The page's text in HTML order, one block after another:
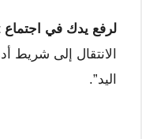
لرفع يدك في اجتماع Google Meet ،
الانتقال إلى شريط
اليد”.